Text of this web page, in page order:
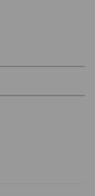
для